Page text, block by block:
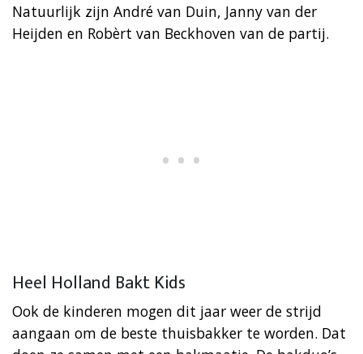
Natuurlijk zijn André van Duin, Janny van der
Heijden en Robèrt van Beckhoven van de partij.
Heel Holland Bakt Kids
Ook de kinderen mogen dit jaar weer de strijd
aangaan om de beste thuisbakker te worden. Dat